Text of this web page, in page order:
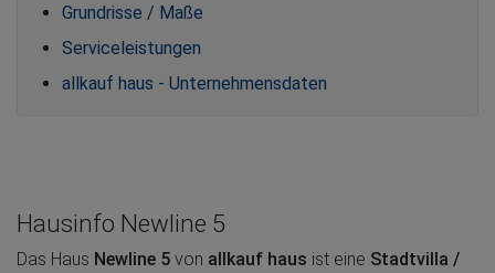
Grundrisse / Maße
Serviceleistungen
allkauf haus - Unternehmensdaten
Hausinfo Newline 5
Das Haus Newline 5 von allkauf haus ist eine Stadtvilla /